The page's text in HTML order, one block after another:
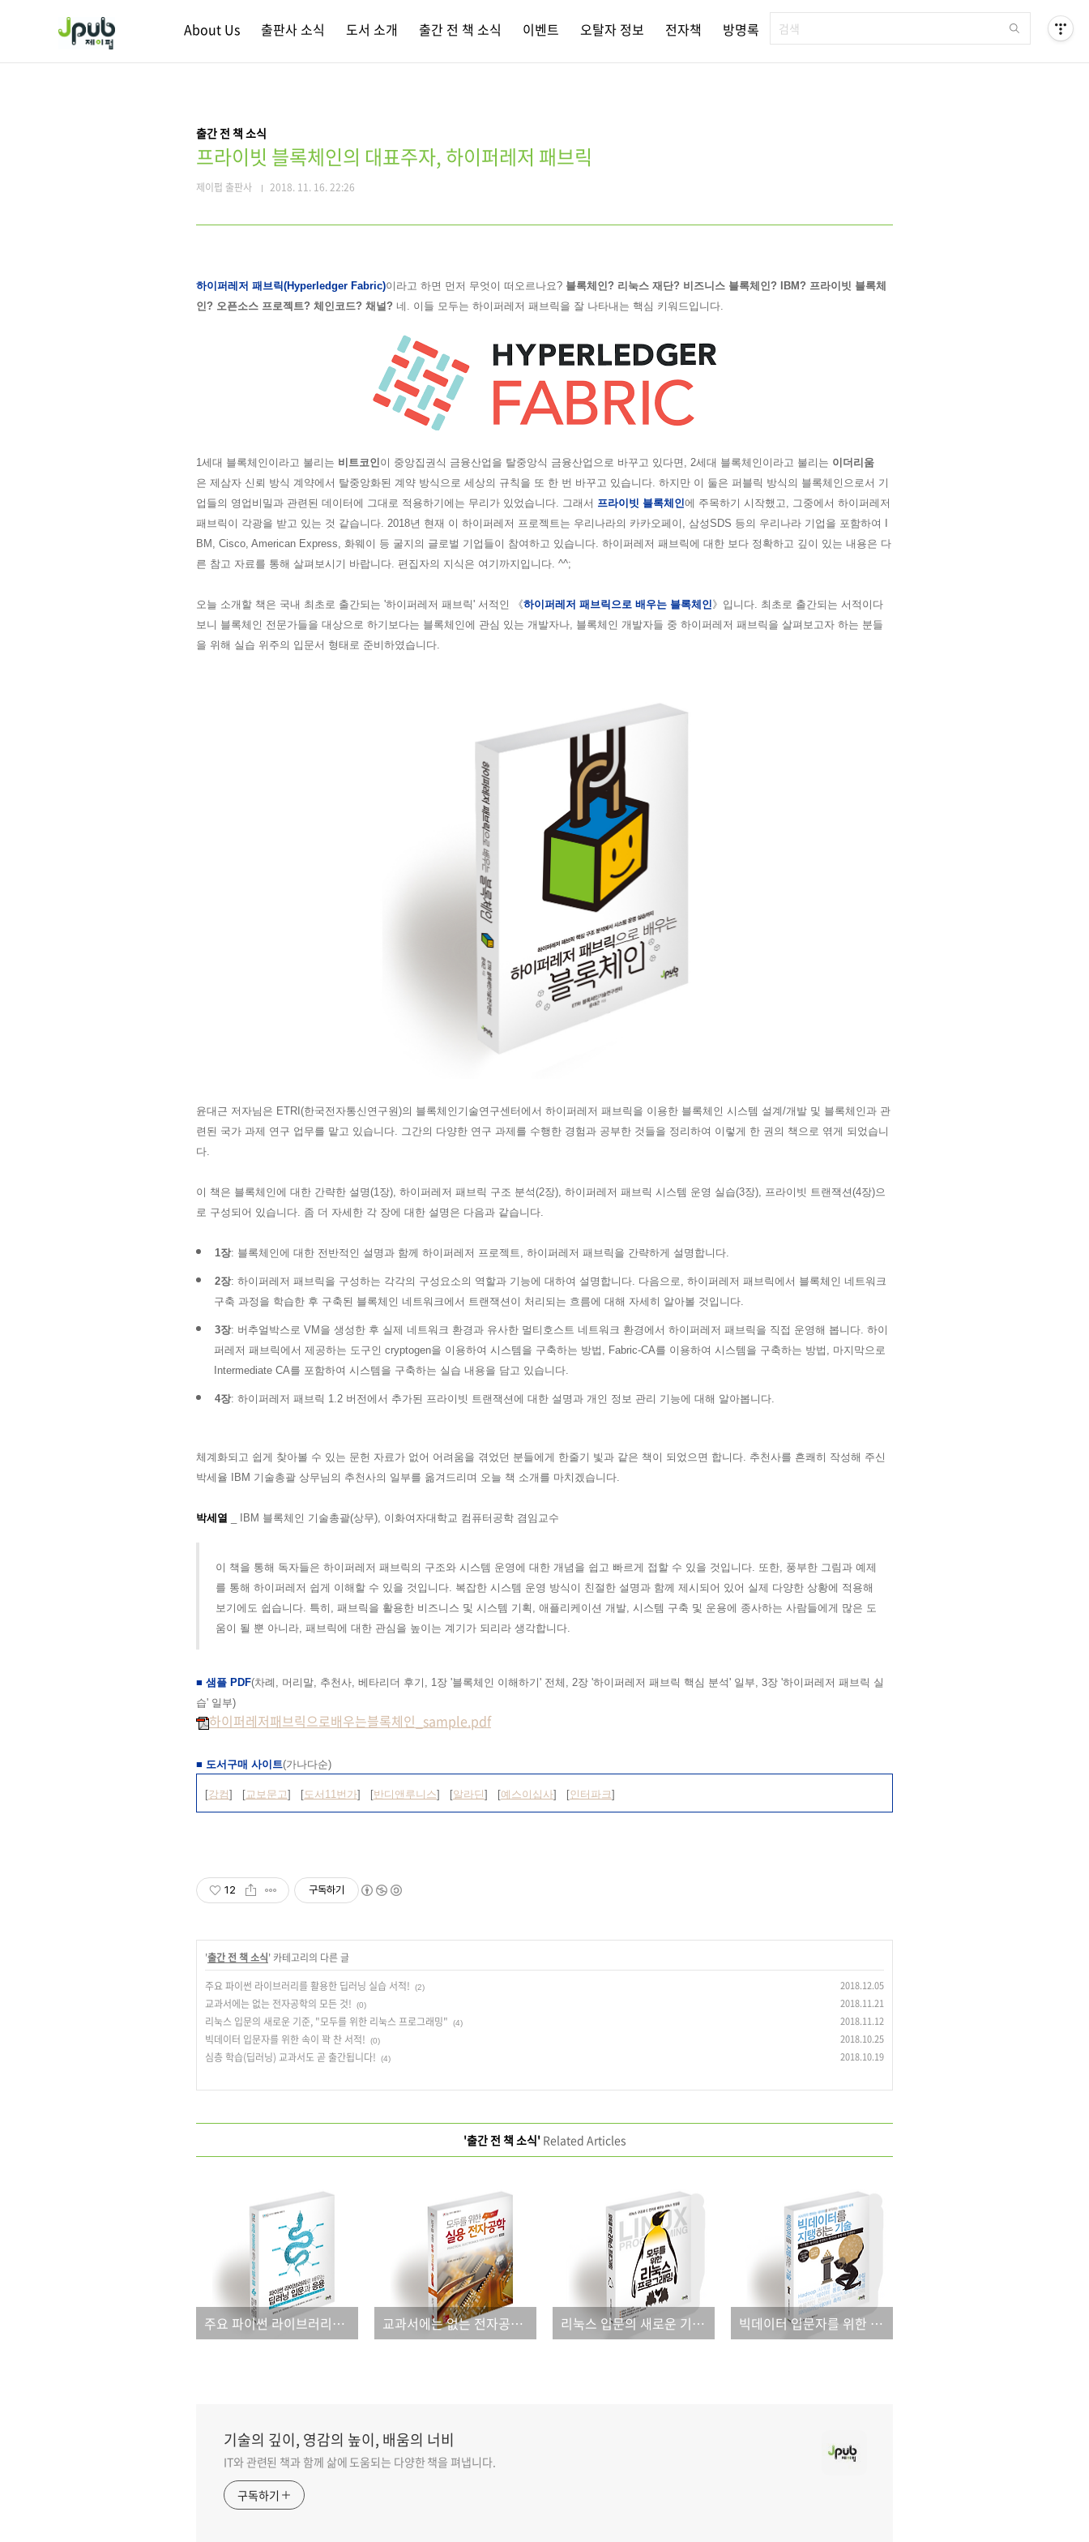
About Us 출판사 소식 도서 소개 출간 전 책 소식 이벤트 오탈자 정보 전자책 방명록
출간 전 책 소식
프라이빗 블록체인의 대표주자, 하이퍼레저 패브릭
제이펍 출판사 2018. 11. 16. 22:26
하이퍼레저 패브릭(Hyperledger Fabric)이라고 하면 먼저 무엇이 떠오르나요? 블록체인? 리눅스 재단? 비즈니스 블록체인? IBM? 프라이빗 블록체
인? 오픈소스 프로젝트? 체인코드? 채널? 네. 이들 모두는 하이퍼레저 패브릭을 잘 나타내는 핵심 키워드입 니다.
1세대 블록체인이라고 불리는 비트코인이 중앙집권식 금융산업을 탈중앙식 금융산업으로 바꾸고 있다면, 2세대 블록체인이라고 불리는 이더리움
은 제삼자 신뢰 방식 계약에서 탈중앙화된 계약 방식으로 세상의 규칙을 또 한 번 바꾸고 있습니다. 하지만 이 둘은 퍼블릭 방식의 블록체인으로서 기
업들의 영업비밀과 관련된 데이터에 그대로 적용하기에는 무리가 있었습니다. 그래서 프라이빗 블록체인에 주목하기 시작했고, 그중에서 하이퍼레저
패브릭이 각광을 받고 있는 것 같습니다. 2018년 현재 이 하이퍼레저 프로젝트는 우리나라의 카카오페이, 삼성SDS 등의 우리나라 기업을 포함하여
BM, Cisco, American Express, 화웨 이 등 굴지의 글로벌 기업들이 참여하고 있습니다. 하이퍼레저 패브릭에 대한 보다 정확하고 깊이 있는 내용은 다
른 참고 자료를 통해 살펴보시기 바랍니다. 편집자의 지식은 여기까지입니다. ^^;
오늘 소개할 책은 국내 최초로 출간되는 '하이퍼레저 패브릭' 서적인 《하이퍼레저 패브릭으로 배우는 블록체인》 입니다. 최초로 출간되는 서적이다
보니 블록체인 전문가들을 대상으로 하기보다는 블록체인에 관심 있는 개발자나, 블록체인 개발자들 중 하이퍼레저 패브릭을 살펴보고자 하는 분들
을 위해 실습 위주의 입문서 형태로 준비하였습니다.
윤대근 저자님은 ETRI(한국전자통신연구원)의 블록체인기술연구센터에서 하이퍼레저 패브릭을 이용한 블록체인 시스템 설계/개발 및 블록체인과 관
련된 국가 과제 연구 업무를 맡고 있습니다. 그간의 다양한 연구 과제를 수행한 경험과 공부한 것들을 정리하여 이렇게 한 권의 책으로 엮게 되었습니
다.
이 책은 블록체인에 대한 간략한 설명(1장), 하이퍼레저 패브릭 구조 분석(2장), 하이퍼레저 패브릭 시스템 운영 실습(3장), 프라이빗 트랜잭션(4장)으
로 구성되어 있습니다. 좀 더 자세한 각 장에 대한 설명은 다음과 같습니다.
1장: 블록체인에 대한 전반적인 설명과 함께 하이퍼레저 프로젝트, 하이퍼레저 패브릭을 간략하게 설명합니다.
2장: 하이퍼레저 패브릭을 구성하는 각각의 구성요소의 역할과 기능에 대하여 설명합니다. 다음으로, 하이퍼레저 패브릭에서 블록체인 네트워크
구축 과정을 학습한 후 구축된 블록체인 네트워크에서 트랜잭션이 처리되는 흐름에 대해 자세히 알아볼 것입니다.
3장: 버추얼박스로 VM을 생성한 후 실제 네트워크 환경과 유사한 멀티호스트 네트워크 환경에서 하이퍼레저 패브릭을 직접 운영해 봅니다. 하이
퍼레저 패브릭에서 제공하는 도구인 cryptogen을 이용하여 시스템을 구축하는 방법, Fabric-CA를 이용하여 시스템을 구축하는 방법, 마지막으로
Intermediate CA를 포함하여 시스템을 구축하는 실습 내용을 담고 있습니다.
4장: 하이퍼레저 패브릭 1.2 버전에서 추가된 프라이빗 트랜잭션에 대한 설명과 개인 정보 관리 기능에 대해 알아봅니다.
체계화되고 쉽게 찾아볼 수 있는 문헌 자료가 없어 어려움을 겪었던 분들에게 한줄기 빛과 같은 책이 되었으면 합니다. 추천사를 흔쾌히 작성해 주신
박세율 IBM 기술총괄 상무님 의 추천사의 일부를 옮겨드리며 오늘 책 소개를 마치겠습니다.
박세열 _ IBM 블록체인 기술총괄(상무), 이화여자대학교 컴퓨터공학 겸임교수
이 책을 통해 독자들은 하이퍼레저 패브릭의 구조와 시스템 운영에 대한 개념을 쉽고 빠르게 접할 수 있을 것입니다. 또한, 풍부한 그림과 예제
를 통해 하이퍼레저 쉽게 이해할 수 있을 것입니다. 복잡한 시스템 운영 방식이 친절한 설명과 함께 제시되어 있어 실제 다양한 상황에 적용해
보기에도 쉽습니다. 특히, 패브릭을 활용한 비즈니스 및 시 스템 기획, 애플리케이션 개발, 시스템 구축 및 운용에 종사하는 사람들에게 많은 도
움이 될 뿐 아니라, 패브릭에 대한 관심을 높이는 계기가 되리라 생각합니다.
■ 샘플 PDF(차례, 머 리말, 추천사, 베타리더 후기, 1장 '블록체인 이해하기' 전체 , 2장 '하이퍼레저 패브릭 핵심 분석' 일부, 3장 '하이퍼레저 패브릭 실
습' 일부)
하이퍼레저패브릭으로배우는블록체인_sample.pdf
■ 도서구매 사이트(가나다순)
[강컴] [교보문고] [도서11번가] [반디앤루니스] [알라딘] [예스이십사] [인터파크]
12 구독하기
'출간 전 책 소식' 카테고리의 다른 글
주요 파이썬 라이브러리를 활용한 딥러닝 실습 서적!
(2) 2018.12.05
교과서에는 없는 전자공학의 모든 것! (0) 2018.11.21
리눅스 입문의 새로운 기준, "모두를 위한 리눅스 프로그래밍" (4) 2018.11.12
빅데이터 입문자를 위한 속이 꽉 찬 서적! (0) 2018.10.25
심층 학습(딥러닝) 교과서도 곧 출간됩니다! (4) 2018.10.19
'출간 전 책 소식'Related Articles
주요 파이썬 라이브러리를 활용한 딥러닝 실습 서적! 교과서에는 없는 전자공학의 모든 것! 리눅스 입문의 새로운 기준, "모두를 위한 리눅스 프로그래밍" 빅데이터 입문자를 위한 속이 꽉 찬 서적!
기술의 깊이, 영감의 높이, 배움의 너비
IT와 관련된 책과 함께 삶에 도움되는 다양한 책을 펴냅니다.
구독하기